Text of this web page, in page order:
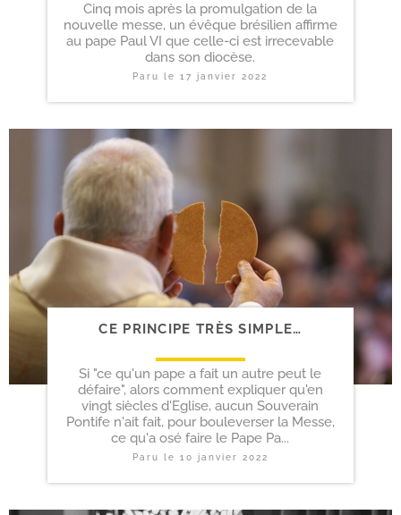
Cinq mois après la promulgation de la
nouvelle messe, un évêque brésilien affirme
au pape Paul VI que celle-ci est irrecevable
dans son diocèse.
Paru le17 janvier 2022
CE PRINCIPE TRÈS SIMPLE…
Si "ce qu'un pape a fait un autre peut le
défaire", alors comment expliquer qu'en
vingt siècles d'Eglise, aucun Souverain
Pontife n'ait fait, pour bouleverser la Messe,
ce qu'a osé faire le Pape Pa...
Paru le 10 janvier 2022